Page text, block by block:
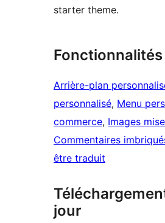
starter theme.
Fonctionnalités
Arrière-plan
personnalisé, Menu
commerce, Images
Commentaires
être traduit
jour